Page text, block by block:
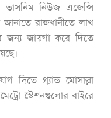
তাসনিম নিউজ এজেন্সি
জানাতে রাজধানীতে লাখ
জন্য জায়গা করে দিতে
দিতে গ্র্যান্ড মোসাল্লা
স্টেশনগুলোর বাইরে